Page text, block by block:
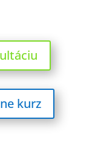
kurz